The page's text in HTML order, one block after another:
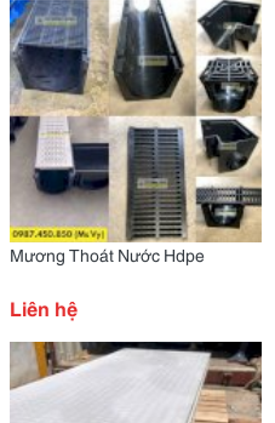
Mương Thoát Nước Hdpe
Liên hệ